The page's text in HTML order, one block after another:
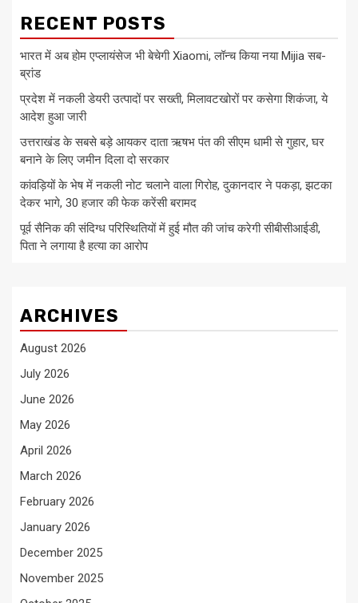
RECENT POSTS
भारत में अब होम एप्लायंसेज भी बेचेगी Xiaomi, लॉन्च किया नया Mijia सब-
ब्रांड
प्रदेश में नकली डेयरी उत्पादों पर सख्ती, मिलावटखोरों पर कसेगा शिकंजा, ये
आदेश हुआ जारी
उत्तराखंड के सबसे बड़े आयकर दाता ऋषभ पंत की सीएम धामी से गुहार, घर
बनाने के लिए जमीन दिला दो सरकार
कांवड़ियों के भेष में नकली नोट चलाने वाला गिरोह, दुकानदार ने पकड़ा, झटका
देकर भागे, 30 हजार की फेक करेंसी बरामद
पूर्व सैनिक की संदिग्ध परिस्थितियों में हुई मौत की जांच करेगी सीबीसीआईडी,
पिता ने लगाया है हत्या का आरोप
ARCHIVES
August 2026
July 2026
June 2026
May 2026
April 2026
March 2026
February 2026
January 2026
December 2025
November 2025